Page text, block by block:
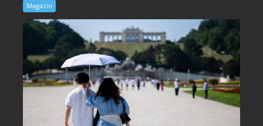
Magazin